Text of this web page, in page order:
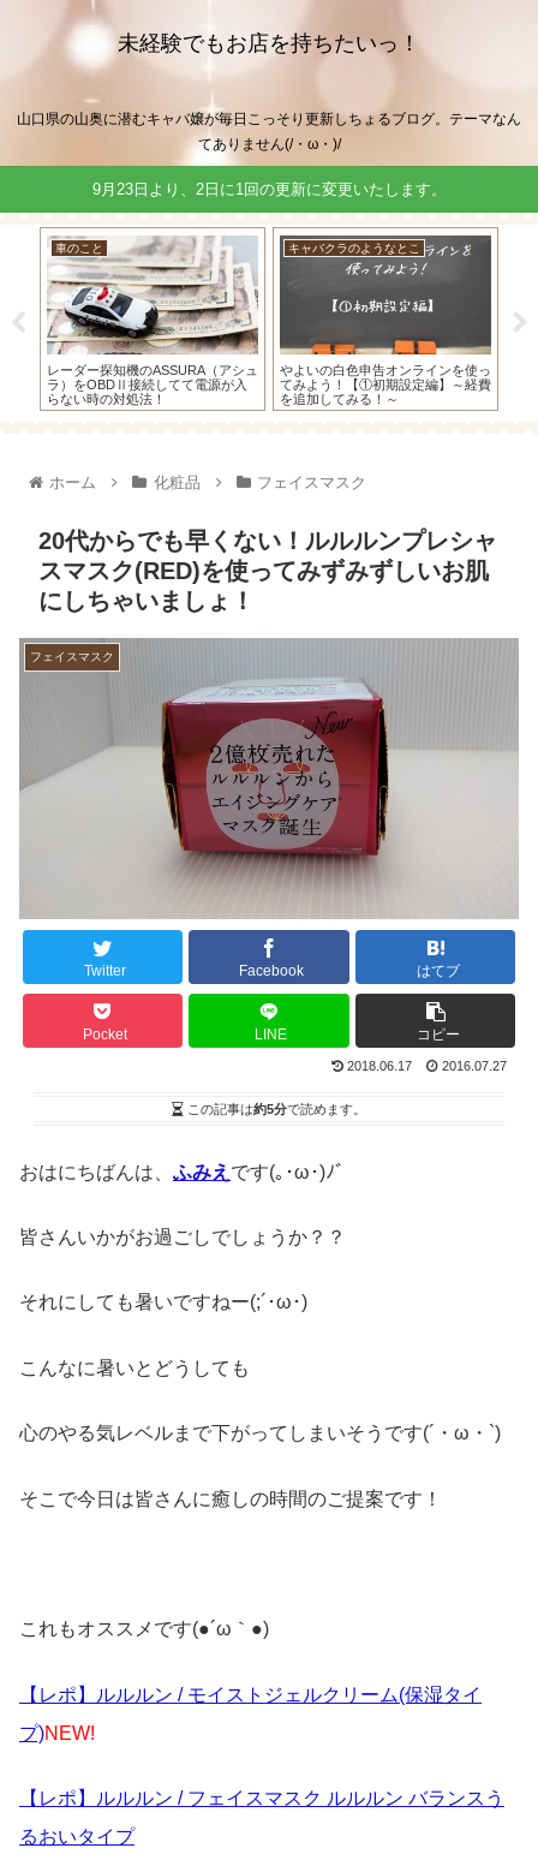
未経験でもお店を持ちたいっ！
山口県の山奥に潜むキャバ嬢が毎日こっそり更新しちょるブログ。テーマなん
てありません(/・ω・)/
9月23日より、2日に1回の更新に変更いたします。
車のこと
物損事故のまま通院したけど慰謝料
もらえたよ！人身事故にしないで通
院すると慰謝料がもらえない。って
いうのは大ウソ！
キャバクラのようなとこ
楽天カードのご利用可能額が勝手に
増枠されててびっくり！(・ω・)
ホーム 化粧品 フェイスマスク
20代からでも早くない！ルルルンプレシャ
スマスク(RED)を使ってみずみずしいお肌
にしちゃいましょ！
フェイスマスク
Twitter Facebook はてブ
Pocket LINE コピー
2018.06.17 2016.07.27
この記事は約5分で読めます。
おはにちばんは、 ふみえ です(｡･ω･)ﾉﾞ
皆さんいかがお過ごしでしょうか？？
それにしても暑いですねー(;´･ω･)
こんなに暑いとどうしても
心のやる気レベルまで下がってしまいそうです(´・ω・`)
そこで今日は皆さんに癒しの時間のご提案です！
これもオススメです(●´ω｀●)
【レポ】ルルルン / モイストジェルクリーム(保湿タイ
プ)NEW!
【レポ】ルルルン / フェイスマスク ルルルン バランスう
るおいタイプ